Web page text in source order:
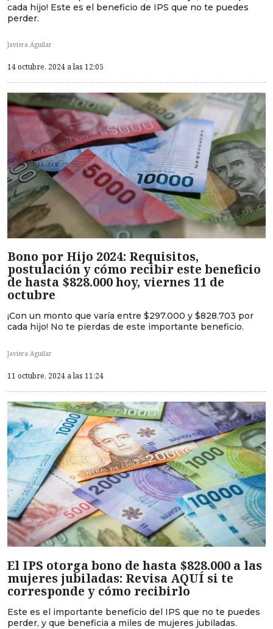
cada hijo! Este es el beneficio de IPS que no te puedes
perder.
Javiera Aguilar
14 octubre, 2024 a las 12:05
Bono por Hijo 2024: Requisitos,
postulación y cómo recibir este beneficio
de hasta $828.000 hoy, viernes 11 de
octubre
¡Con un monto que varía entre $297.000 y $828.703 por
cada hijo! No te pierdas de este importante beneficio.
Javiera Aguilar
11 octubre, 2024 a las 11:24
El IPS otorga bono de hasta $828.000 a las
mujeres jubiladas: Revisa AQUÍ si te
corresponde y cómo recibirlo
Este es el importante beneficio del IPS que no te puedes
perder, y que beneficia a miles de mujeres jubiladas.